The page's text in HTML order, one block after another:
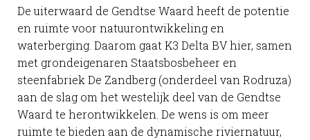
De uiterwaard de Gendtse Waard heeft de potentie
en ruimte voor natuurontwikkeling en
waterberging. Daarom gaat K3 Delta BV hier, samen
met grondeigenaren Staatsbosbeheer en
steenfabriek De Zandberg (onderdeel van Rodruza)
aan de slag om het westelijk deel van de Gendtse
Waard te herontwikkelen. De wens is om meer
ruimte te bieden aan de dynamische riviernatuur,